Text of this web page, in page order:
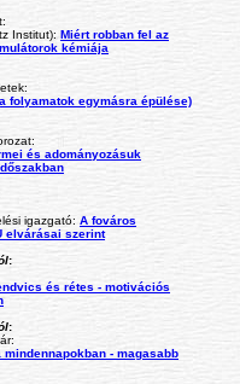
Institut): Miért robban fel az
kémiája
folyamatok egymásra épülése)
és adományozásuk
igazgató: A fováros
elvárásai szerint
:
és rétes - motivációs
:
mindennapokban - magasabb